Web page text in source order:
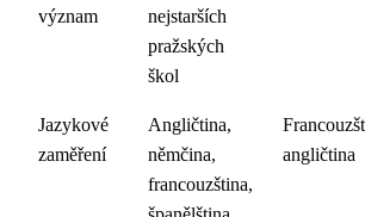
význam
nejstarších
pražských
škol
Jazykové
zaměření
Angličtina,
němčina,
francouzština,
angličtina